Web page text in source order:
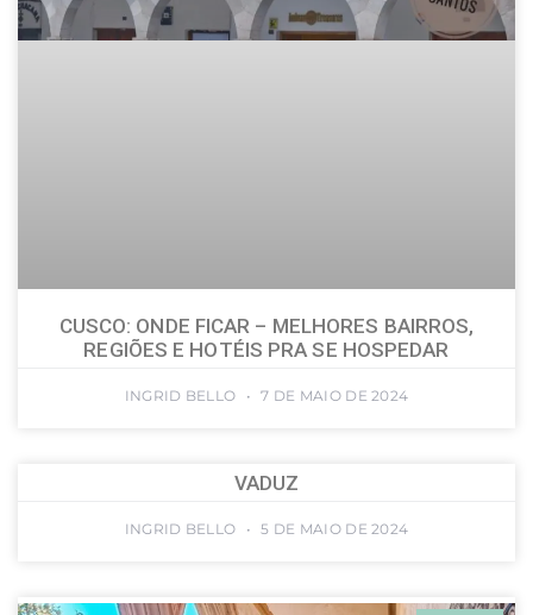
CUSCO: ONDE FICAR – MELHORES BAIRROS,
REGIÕES E HOTÉIS PRA SE HOSPEDAR
INGRID BELLO 7 DE MAIO DE 2024
VADUZ
INGRID BELLO 5 DE MAIO DE 2024